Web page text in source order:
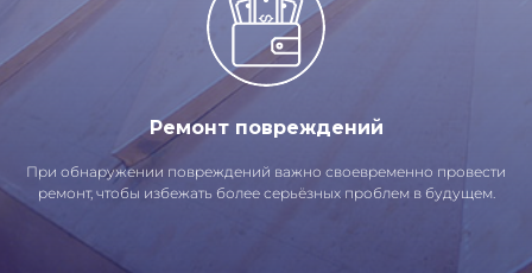
Ремонт повреждений
При обнаружении повреждений важно своевременно провести
ремонт, чтобы избежать более серьёзных проблем в будущем.